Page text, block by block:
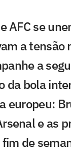
AFC se
a tensão
a
da bola
europeu:
e as
de